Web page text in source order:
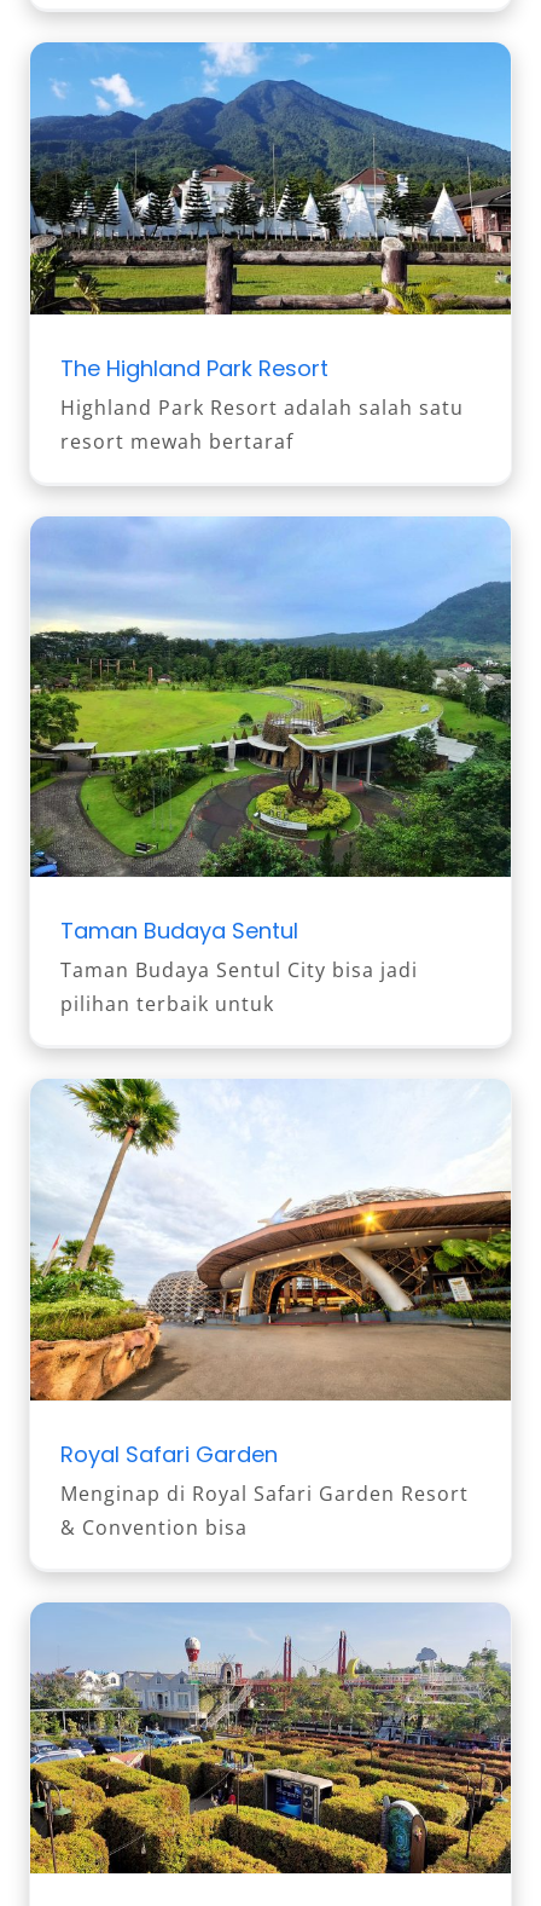
The Highland Park Resort
Highland Park Resort adalah salah satu
resort mewah bertaraf
Taman Budaya Sentul
Taman Budaya Sentul City bisa jadi
pilihan terbaik untuk
Royal Safari Garden
Menginap di Royal Safari Garden Resort
& Convention bisa